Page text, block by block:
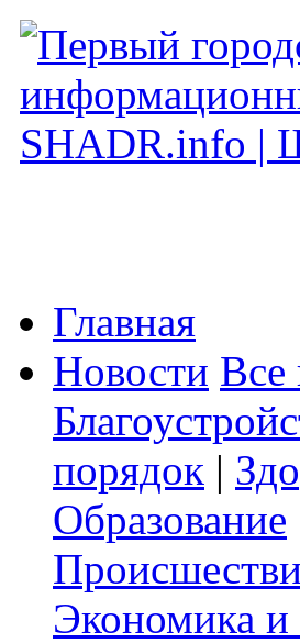
Главная
Новости Все
порядок |
Образование
Экономика и